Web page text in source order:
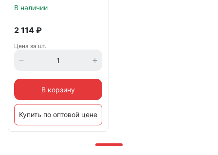
мм
В наличии
2 114 ₽
Цена за шт.
В корзину
Купить по оптовой цене